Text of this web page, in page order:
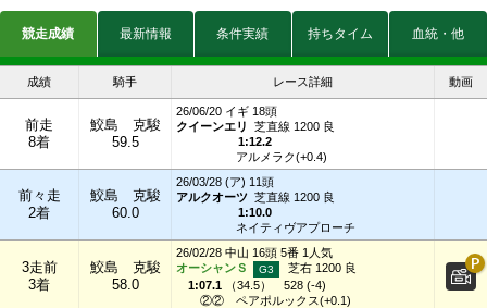
競走成績 最新情報 条件実績 持ちタイム 血統・他
成績 騎手 レース詳細 動画
前走
8着
鮫島 克駿
59.5
26/06/20 イギ 18頭
クイーンエリ
芝直線 1200 良
1:12.2
アルメラク(+0.4)
前々走
2着
鮫島 克駿
60.0
26/03/28 (ア) 11頭
アルクオーツ 芝直線 1200 良
1:10.0
ネイティヴアプローチ
3走前
3着
鮫島 克駿
58.0
26/02/28 中山 16頭 5番 1人気
オーシャンＳ
芝右 1200 良
1:07.1 （34.5）
528 (-4)
②②
ペアポルックス(+0.1)